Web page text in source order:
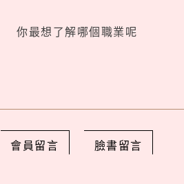
你最想了解哪個職業呢
會員留言 臉書留言